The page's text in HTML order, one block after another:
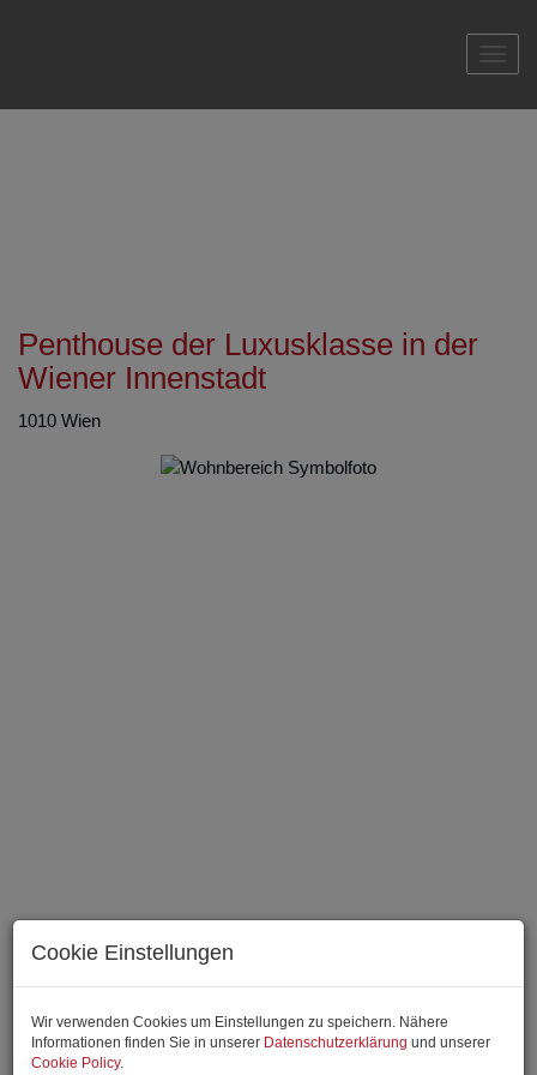
Penthouse der Luxusklasse in der
Wiener Innenstadt
1010 Wien
Wohnbereich Symbolfoto
Cookie Einstellungen
Wir verwenden Cookies um Einstellungen zu speichern. Nähere
Informationen finden Sie in unserer Datenschutzerklärung und unserer
Cookie Policy.